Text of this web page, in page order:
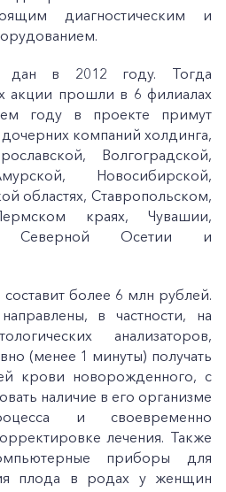
диагностическим и
дан в 2012 году. Тогда
акции прошли в 6 филиалах
году в проекте примут
компаний холдинга,
Волгоградской,
Новосибирской,
областях, Ставропольском,
краях, Чувашии,
Северной Осетии и
более 6 млн рублей.
в частности, на
анализаторов,
(менее 1 минуты) получать
крови новорожденного, с
наличие в его организме
и своевременно
лечения. Также
приборы для
плода в родах у женщин